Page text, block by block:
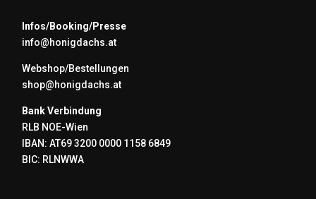
Infos/Booking/Presse
info@honigdachs.at
Webshop/Bestellungen
shop@honigdachs.at
Bank Verbindung
RLB NOE-Wien
IBAN: AT69 3200 0000 1158 6849
BIC: RLNWWA